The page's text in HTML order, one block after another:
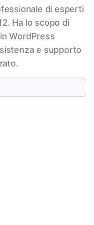
di esperti
Ha lo scopo di
WordPress
e supporto